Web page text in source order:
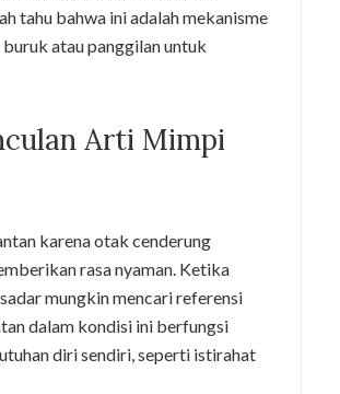
tahu bahwa ini adalah mekanisme
atau panggilan untuk
Arti Mimpi
karena otak cenderung
rasa nyaman. Ketika
mungkin mencari referensi
dalam kondisi ini berfungsi
diri sendiri, seperti istirahat